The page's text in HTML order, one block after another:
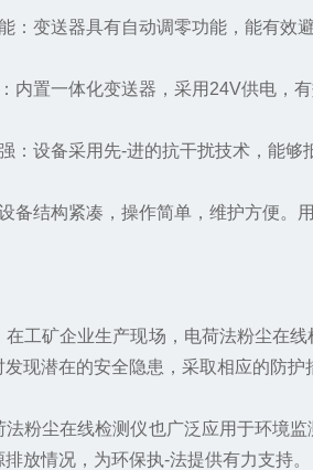
变送器具有自动调零功能，能有效
置一体化变送器，采用24V供电，有
设备采用先-进的抗干扰技术，能够
结构紧凑，操作简单，维护方便。
矿企业生产现场，电荷法粉尘在线
现潜在的安全隐患，采取相应的防
尘在线检测仪也广泛应用于环境监
放情况，为环保执-法提供有力支持。